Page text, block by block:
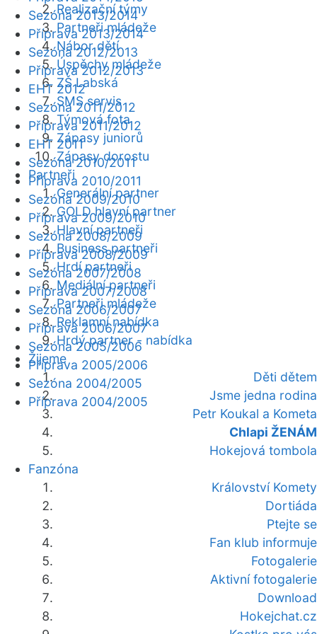
Realizační týmy
Partneři mládeže
Nábor dětí
Úspěchy mládeže
ZŠ Labská
SMS servis
Týmová fota
Zápasy juniorů
Zápasy dorostu
Partneři
Generální partner
GOLD hlavní partner
Hlavní partneři
Business partneři
Hrdí partneři
Mediální partneři
Partneři mládeže
Reklamní nabídka
Hrdý partner - nabídka
Žijeme
Děti dětem
Jsme jedna rodina
Petr Koukal a Kometa
Chlapi ŽENÁM
Hokejová tombola
Fanzóna
Království Komety
Dortiáda
Ptejte se
Fan klub informuje
Fotogalerie
Aktivní fotogalerie
Download
Hokejchat.cz
Sezóna 2013/2014
Příprava 2013/2014
Sezóna 2012/2013
Příprava 2012/2013
EHT 2012
Sezóna 2011/2012
Příprava 2011/2012
EHT 2011
Sezóna 2010/2011
Příprava 2010/2011
Sezóna 2009/2010
Příprava 2009/2010
Sezóna 2008/2009
Příprava 2008/2009
Sezóna 2007/2008
Příprava 2007/2008
Sezóna 2006/2007
Příprava 2006/2007
Sezóna 2005/2006
Příprava 2005/2006
Sezóna 2004/2005
Příprava 2004/2005